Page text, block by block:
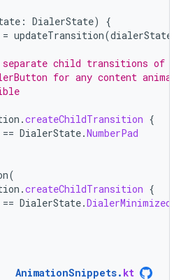
: DialerState)
{
= updateTransition(dialerState
child transitions of
for any content
.createChildTransition {
== DialerState.NumberPad
(
.createChildTransition {
== DialerState.DialerMinimized
AnimationSnippets. kt